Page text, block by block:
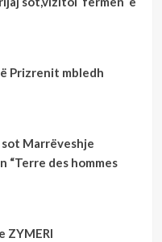
Prizrenit mbledh
Marrëveshje
“Terre des hommes
ZYMERI